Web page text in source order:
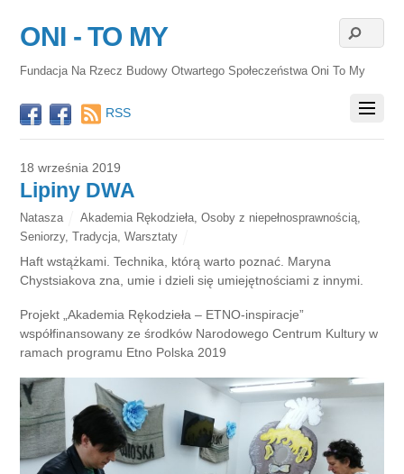
ONI - TO MY
Fundacja Na Rzecz Budowy Otwartego Społeczeństwa Oni To My
RSS
18 września 2019
Lipiny DWA
Natasza Akademia Rękodzieła Osoby z niepełnosprawnością
Seniorzy,Tradycja ,Warsztaty
Haft wstążkami. Technika, którą warto poznać. Maryna
Chystsiakova zna, umie i dzieli się umiejętnościami z innymi.
Projekt „Akademia Rękodzieła – ETNO-inspiracje”
współfinansowany ze środków Narodowego Centrum Kultury w
ramach programu Etno Polska 2019